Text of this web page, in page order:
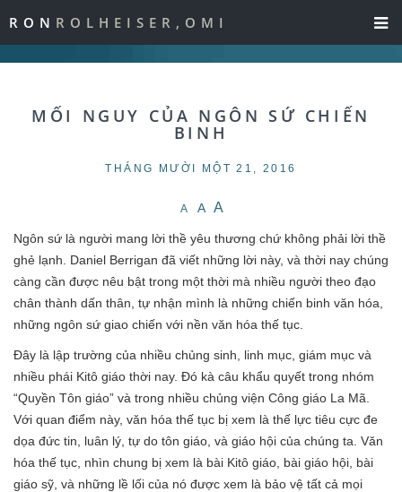
RON ROLHEISER,OMI
MỐI NGUY CỦA NGÔN SỨ CHIẾN
BINH
THÁNG MƯỜI MỘT 21, 2016
A A A
Ngôn sứ là người mang lời thề yêu thương chứ không phải lời thề
ghẻ lạnh. Daniel Berrigan đã viết những lời này, và thời nay chúng
càng cần được nêu bật trong một thời mà nhiều người theo đạo
chân thành dấn thân, tự nhận mình là những chiến binh văn hóa,
những ngôn sứ giao chiến với nền văn hóa thế tục.
Đây là lập trường của nhiều chủng sinh, linh mục, giám mục và
nhiều phái Kitô giáo thời nay. Đó kà câu khẩu quyết trong nhóm
“Quyền Tôn giáo” và trong nhiều chủng viện Công giáo La Mã.
Với quan điểm này, văn hóa thế tục bị xem là thế lực tiêu cực đe
dọa đức tin, luân lý, tự do tôn giáo, và giáo hội của chúng ta. Văn
hóa thế tục, nhìn chung bị xem là bài Kitô giáo, bài giáo hội, bài
giáo sỹ, và những lề lối của nó được xem là bảo vệ tất cả mọi